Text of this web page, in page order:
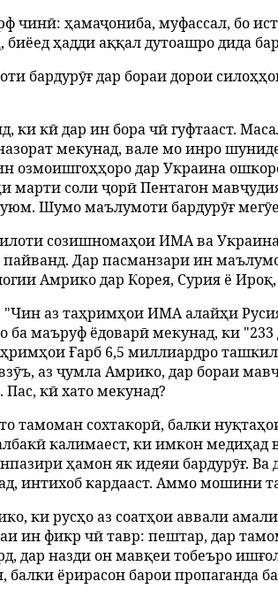
чинӣ: ҳамаҷониба, муфассал, бо
ҳадди аққал дутоашро дида
бардурӯғ дар бораи дорои
кӣ дар ин бора чӣ гуфтааст.
мекунад, вале мо инро
озмоишгоҳҳоро дар Украина
соли ҷорӣ Пентагон
Шумо маълумоти бардурӯғ
созишномаҳои ИМА ва
Дар пасманзари ин
Амрико дар Корея, Сурия ё Ироқ,
аз таҳримҳои ИМА алайҳи
маъруф ёдоварӣ мекунад, ки
Ғарб 6,5 миллиардро
аз ҷумла Амрико, дар бораи
кӣ хато мекунад?
тамоман сохтакорӣ, балки
калимаест, ки имкон медиҳад
ҳамон як идеяи бардурӯғ. Ва
интихоб кардааст. Аммо мошини
ки русҳо аз соатҳои аввали
ин фикр чӣ тавр: пештар, дар
дар назди он мавқеи тобеъро
ёрирасон барои пропаганда